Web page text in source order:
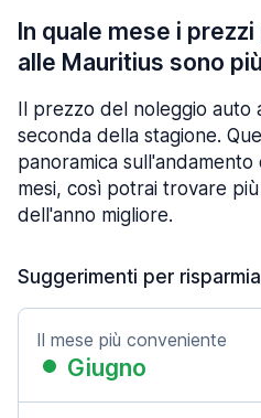
In quale mese i
alle Mauritius sono
Il prezzo del noleggio auto
seconda della stagione.
panoramica
mesi, così potrai trovare
dell'anno migliore.
Suggerimenti per
Il mese più conveniente
Giugno